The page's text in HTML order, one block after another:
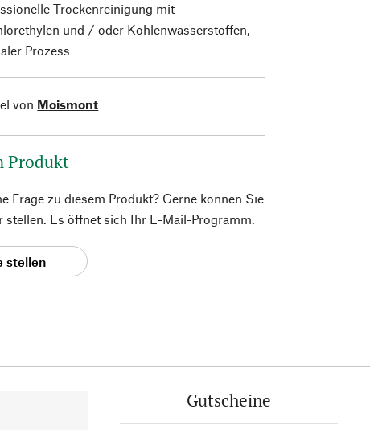
Trockenreinigung mit
und / oder Kohlenwasserstoffen,
Prozess
von Moismont
Produkt
Frage zu diesem Produkt? Gerne können Sie
stellen. Es öffnet sich Ihr E-Mail-Programm.
stellen
Gutscheine